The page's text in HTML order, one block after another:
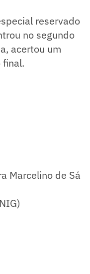
reservado
no segundo
acertou um
final.
Marcelino de Sá